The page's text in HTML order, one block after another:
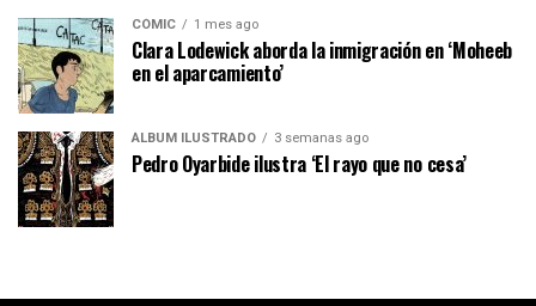
CÓMIC 1 mes ago
Clara Lodewick aborda la inmigración en ‘Moheeb
en el aparcamiento’
ÁLBUM ILUSTRADO 3 semanas ago
Pedro Oyarbide ilustra ‘El rayo que no cesa’